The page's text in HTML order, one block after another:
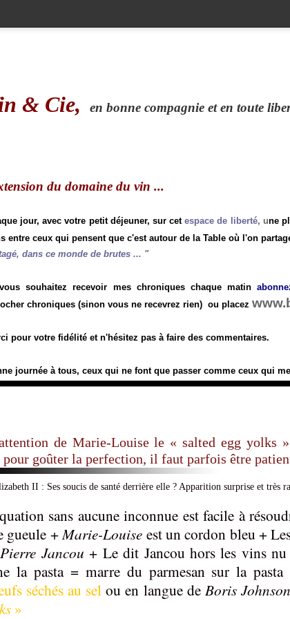
& Cie, en bonne compagnie et en toute
du domaine du vin ...
jour, avec votre petit déjeuner, sur cetespace de liberté, une
entre ceux qui pensent que c'est autour de la Table où l'on
dans ce monde de brutes ... "
souhaitez recevoir mes chroniques chaque matin
chroniques (sinon vous ne recevrez rien) ou placez
pour votre fidélité et n'hésitez pas à faire des commentaires.
journée à tous, ceux qui ne font que passer comme ceux qui
de Marie-Louise le « salted egg yolks
pour goûter la perfection, il faut parfois être
sans aucune inconnue est facile à
gueule +Marie-Louise est un cordon bleu +
Pierre Jancou + Le dit Jancou hors les vins
la pasta = marre du parmesan sur la
séchés au selou en langue de Boris Johnson
»